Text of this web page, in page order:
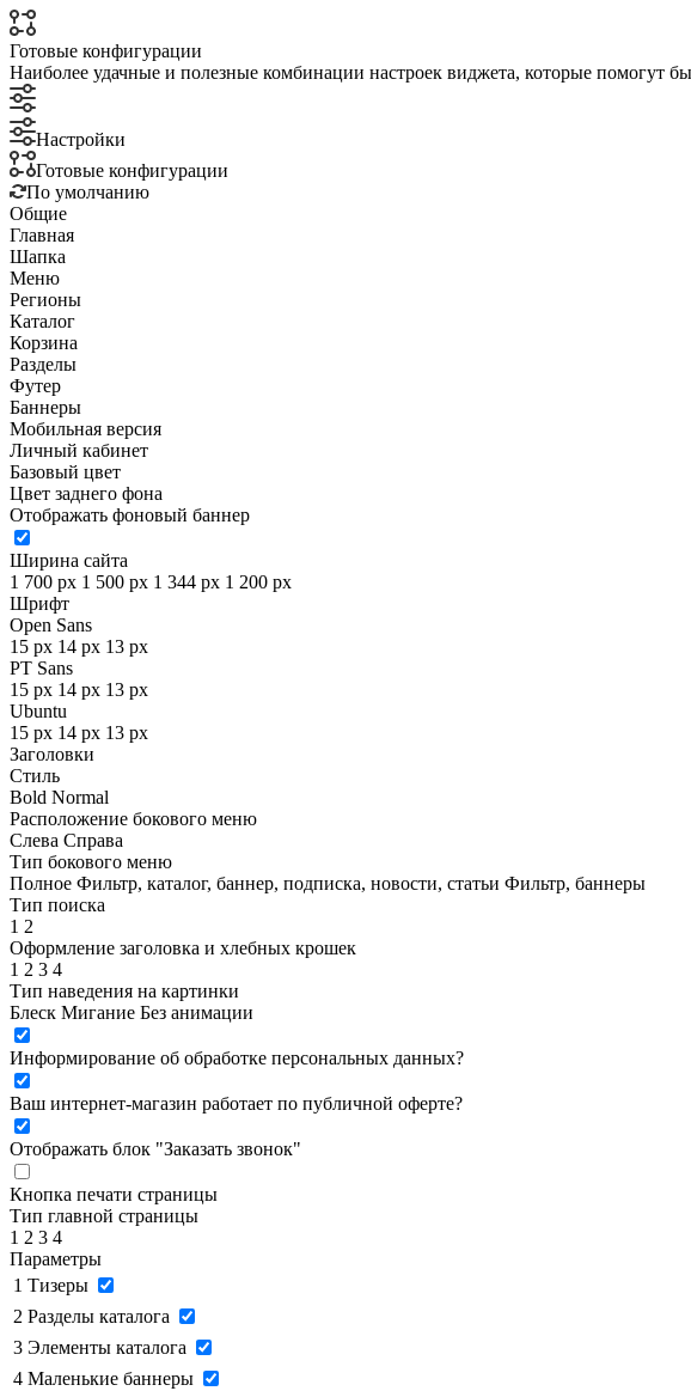
Готовые конфигурации
Наиболее удачные и полезные комбинации настроек виджета, которые помогут
Настройки
Готовые конфигурации
По умолчанию
Общие
Главная
Шапка
Меню
Регионы
Каталог
Корзина
Разделы
Футер
Баннеры
Мобильная версия
Личный кабинет
Базовый цвет
Цвет заднего фона
Отображать фоновый баннер
Ширина сайта
1 700 px 1 500 px 1 344 px 1 200 px
Шрифт
Open Sans
15 px 14 px 13 px
PT Sans
15 px 14 px 13 px
Ubuntu
15 px 14 px 13 px
Заголовки
Стиль
Bold Normal
Расположение бокового меню
Слева Справа
Тип бокового меню
Полное Фильтр, каталог, баннер, подписка, новости, статьи Фильтр, баннеры
Тип поиска
1 2
Оформление заголовка и хлебных крошек
1 2 3 4
Тип наведения на картинки
Блеск Мигание Без анимации
Информирование об обработке персональных данных?
Ваш интернет-магазин работает по публичной оферте?
Отображать блок "Заказать звонок"
Кнопка печати страницы
Тип главной страницы
1 2 3 4
Параметры
1 Тизеры
2 Разделы каталога
3 Элементы каталога
4 Маленькие баннеры